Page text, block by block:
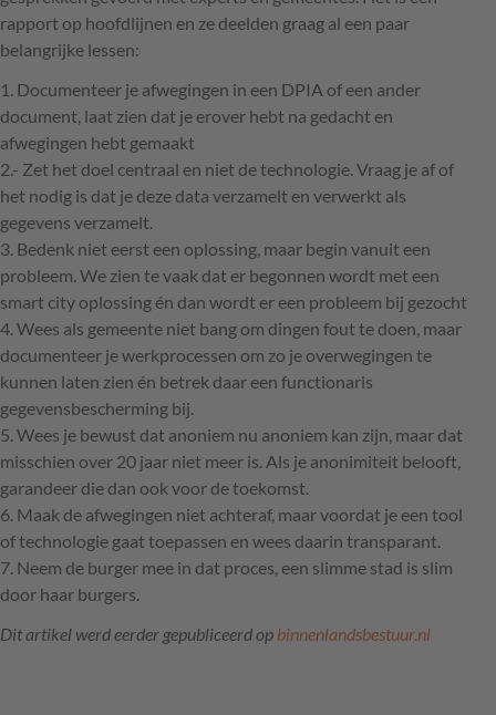
rapport op hoofdlijnen en ze deelden graag al een paar
belangrijke lessen:
1. Documenteer je afwegingen in een DPIA of een ander
document, laat zien dat je erover hebt na gedacht en
afwegingen hebt gemaakt
2.- Zet het doel centraal en niet de technologie. Vraag je af of
het nodig is dat je deze data verzamelt en verwerkt als
gegevens verzamelt.
3. Bedenk niet eerst een oplossing, maar begin vanuit een
probleem. We zien te vaak dat er begonnen wordt met een
smart city oplossing én dan wordt er een probleem bij gezocht
4. Wees als gemeente niet bang om dingen fout te doen, maar
documenteer je werkprocessen om zo je overwegingen te
kunnen laten zien én betrek daar een functionaris
gegevensbescherming bij.
5. Wees je bewust dat anoniem nu anoniem kan zijn, maar dat
misschien over 20 jaar niet meer is. Als je anonimiteit belooft,
garandeer die dan ook voor de toekomst.
6. Maak de afwegingen niet achteraf, maar voordat je een tool
of technologie gaat toepassen en wees daarin transparant.
7. Neem de burger mee in dat proces, een slimme stad is slim
door haar burgers.
Dit artikel werd eerder gepubliceerd op binnenlandsbestuur.nl